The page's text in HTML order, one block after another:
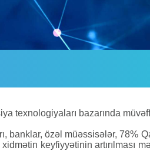
texnologiyaları bazarında
banklar, özəl müəssisələr, 78%
keyfiyyətinin artırılması